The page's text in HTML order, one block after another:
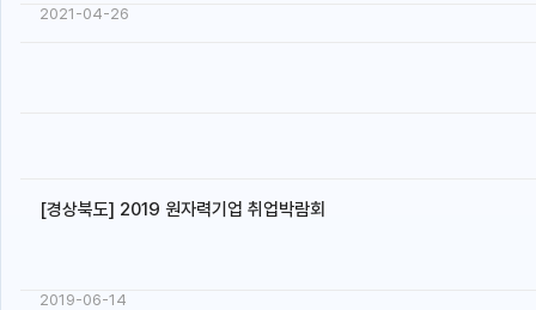
2021-04-26
[경상북도] 2019 원자력기업 취업박람회
2019-06-14